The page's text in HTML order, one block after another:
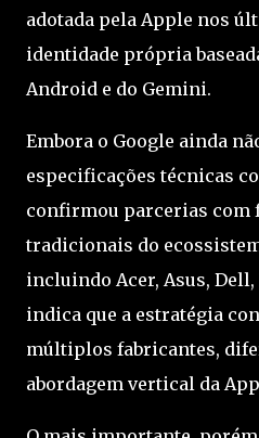
adotada pela Apple nos
identidade própria
Android e do Gemini.
Embora o Google ainda
especificações técnicas
confirmou parcerias com
tradicionais do
incluindo Acer, Asus, Dell,
indica que a estratégia
múltiplos fabricantes,
abordagem vertical da